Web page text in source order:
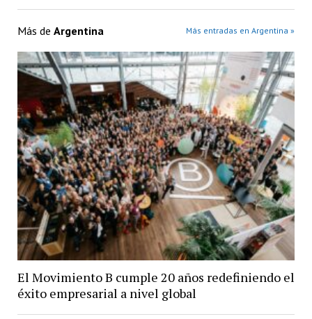
Más de Argentina Más entradas en Argentina »
El Movimiento B cumple 20 años redefiniendo el
éxito empresarial a nivel global